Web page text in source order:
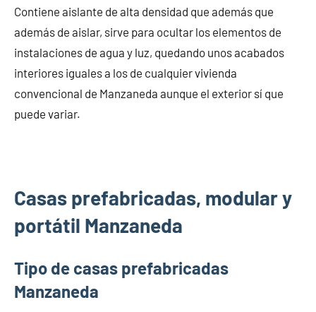
Contiene aislante de alta densidad que además que
además de aislar, sirve para ocultar los elementos de
instalaciones de agua y luz, quedando unos acabados
interiores iguales a los de cualquier vivienda
convencional de Manzaneda aunque el exterior sí que
puede variar.
Casas prefabricadas, modular y
portátil Manzaneda
Tipo de casas prefabricadas
Manzaneda